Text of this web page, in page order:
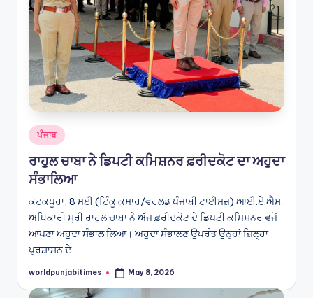
Posted
in
ਪੰਜਾਬ
ਰਾਹੁਲ ਚਾਬਾ ਨੇ ਡਿਪਟੀ ਕਮਿਸ਼ਨਰ ਫ਼ਰੀਦਕੋਟ ਦਾ ਅਹੁਦਾ
ਸੰਭਾਲਿਆ
ਕੋਟਕਪੂਰਾ, 8 ਮਈ (ਟਿੰਕੂ ਕੁਮਾਰ/ਵਰਲਡ ਪੰਜਾਬੀ ਟਾਈਮਜ਼) ਆਈ.ਏ.ਐਸ.
ਅਧਿਕਾਰੀ ਸ੍ਰੀ ਰਾਹੁਲ ਚਾਬਾ ਨੇ ਅੱਜ ਫ਼ਰੀਦਕੋਟ ਦੇ ਡਿਪਟੀ ਕਮਿਸ਼ਨਰ ਵਜੋਂ
ਆਪਣਾ ਅਹੁਦਾ ਸੰਭਾਲ ਲਿਆ। ਅਹੁਦਾ ਸੰਭਾਲਣ ਉਪਰੰਤ ਉਨ੍ਹਾਂ ਜ਼ਿਲ੍ਹਾ
ਪ੍ਰਸ਼ਾਸਨ ਦੇ…
Posted
worldpunjabitimes May 8, 2026